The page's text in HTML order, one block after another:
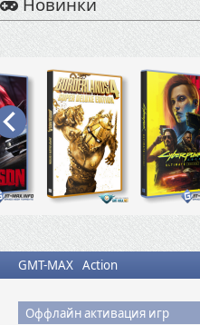
GMT-MAX Action
Оффлайн активация игр